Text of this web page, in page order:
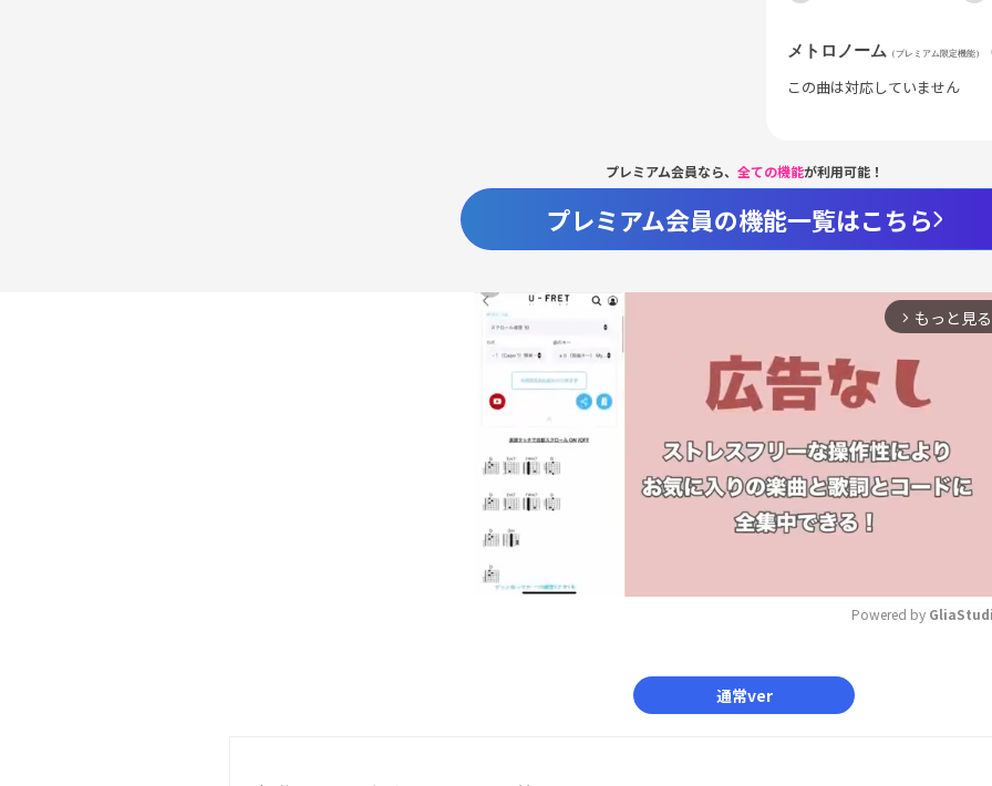
メトロノーム （プレミアム限定機能）
この曲は対応していません
プレミアム会員なら、 全ての機能が利用可能！
プレミアム会員の機能一覧はこちら
arrow_forward_ios もっと見る
Powered by
通常ver